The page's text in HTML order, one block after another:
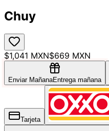
Chuy
$1,041 MXN$669 MXN
Enviar MañanaEntrega mañana
Tarjeta